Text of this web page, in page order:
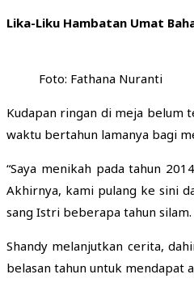
Lika-Liku Hambatan Umat
Foto: Fathana Nuranti
Kudapan ringan di meja belum
waktu bertahun lamanya bagi
“Saya menikah pada tahun
Akhirnya, kami pulang ke sini
sang Istri beberapa tahun silam.
Shandy melanjutkan cerita,
belasan tahun untuk mendapat